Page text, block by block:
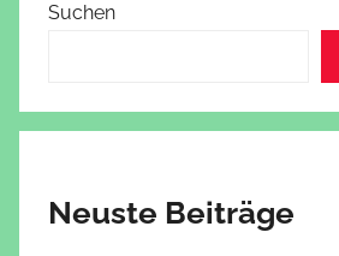
Suchen
Neuste Beiträge